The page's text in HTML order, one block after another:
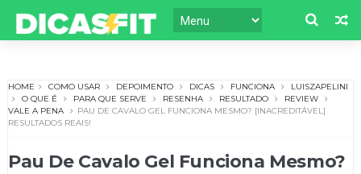
HOME COMO USAR DEPOIMENTO DICAS FUNCIONA
LUISZAPELINI
O QUE É
PARA QUE SERVE RESENHA RESULTADO
REVIEW
VALE A PENA
PAU DE CAVALO GEL FUNCIONA MESMO? [INACREDITÁVEL]
RESULTADOS REAIS!
Pau De Cavalo Gel Funciona Mesmo?